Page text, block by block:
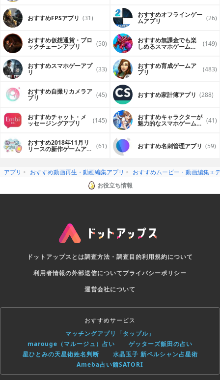
おすすめFPSアプリ (31) おすすめオフラインゲー
ムアプリ (26)
おすすめ仮想通貨・ブロ
ックチェーンアプリ (50) おすすめ無課金でも楽
しめるスマホゲームア (149)
おすすめスマホゲーアプ
リ (33) おすすめ育成ゲームア
プリ (483)
おすすめ自撮りカメラア
プリ (45) おすすめ家計簿アプリ (288)
おすすめチャット・メ
ッセージングアプリ (145) おすすめキャラクターが
魅力的なスマホゲームア (41)
おすすめ2018年11月リ
リースの新作ゲームアプ (61) おすすめ名刺管理アプリ (59)
アプリ おすすめ動画再生・動画編集アプリ
おすすめムービー・動画編集エ
お役立ち情報
ドットアップスとは調査方法・調査目的利用規約について
利用者情報の外部送信についてプライバシーポリシー
運営会社について
おすすめサービス
マッチングアプリ「タップル」
marouge（マルージュ）占い
ゲッターズ飯田の占い
星ひとみの天星術姓名判断
水晶玉子 新ペルシャン占星術
Ameba占い館SATORI